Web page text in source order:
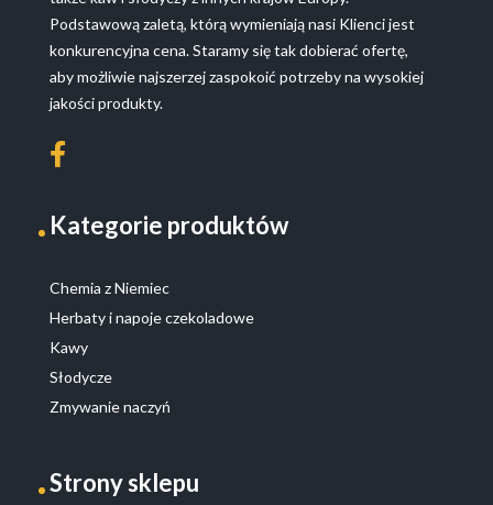
Podstawową zaletą, którą wymieniają nasi Klienci jest
konkurencyjna cena. Staramy się tak dobierać ofertę,
aby możliwie najszerzej zaspokoić potrzeby na wysokiej
jakości produkty.
Kategorie produktów
Chemia z Niemiec
Herbaty i napoje czekoladowe
Kawy
Słodycze
Zmywanie naczyń
Strony sklepu